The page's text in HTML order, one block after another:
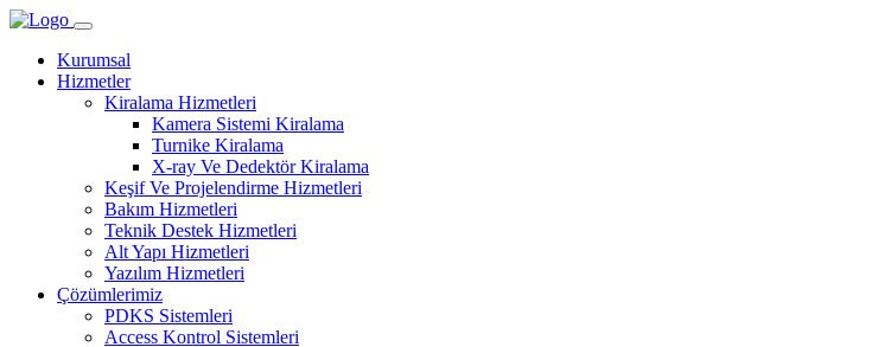
Kurumsal
Hizmetler
Kiralama Hizmetleri
Kamera Sistemi Kiralama
Turnike Kiralama
X-ray Ve Dedektör Kiralama
Keşif Ve Projelendirme Hizmetleri
Bakım Hizmetleri
Teknik Destek Hizmetleri
Alt Yapı Hizmetleri
Yazılım Hizmetleri
Çözümlerimiz
PDKS Sistemleri
Access Kontrol Sistemleri